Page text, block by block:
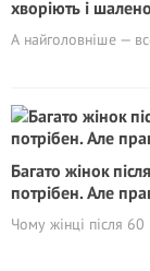
хворіють і
А найголовніше —
Багато жінок
потрібен. Але
Чому жінці після